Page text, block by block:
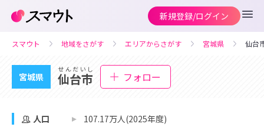
新規登録/ログイン
スマウト 地域をさがす エリアからさがす 宮城県 仙台
宮城県
せんだいし
仙台市 フォロー
人口 107.17万人(2025年度)